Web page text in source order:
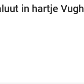
in hartje